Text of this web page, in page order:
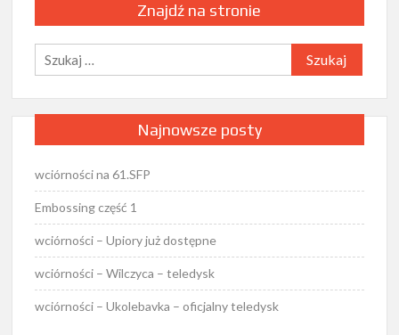
Znajdź na stronie
Szukaj:
Najnowsze posty
wciórności na 61.SFP
Embossing część 1
wciórności – Upiory już dostępne
wciórności – Wilczyca – teledysk
wciórności – Ukolebavka – oficjalny teledysk